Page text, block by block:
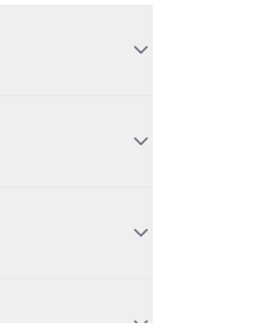
reflects what